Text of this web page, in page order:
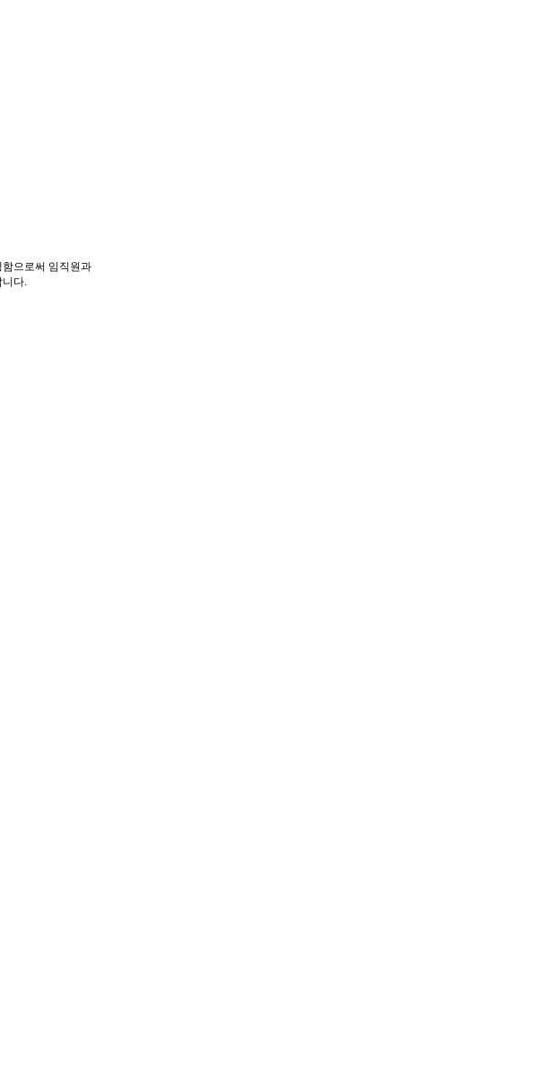
으로써 임직원과
니다.